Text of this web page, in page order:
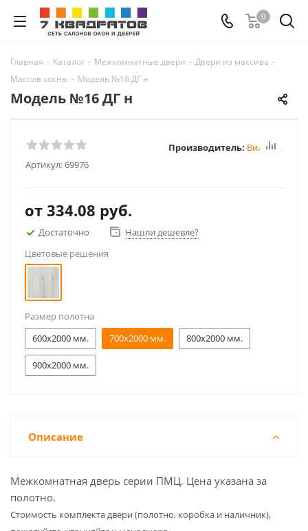
0
Главная - Каталог - Межкомнатные двери - Двери из массива -
Массив сосны - Модель №16 ДГ н
Модель №16 ДГ н
Артикул:69976
Производитель: Вилейка
от 334.08 руб.
Достаточно
Нашли дешевле?
Цветовые решения
Размер полотна
600x2000 мм.
700x2000 мм. 800x2000 мм.
900x2000 мм.
Описание
Межкомнатная дверь серии ПМЦ. Цена указана за
полотно.
Cтоимость комплекта двери (полотно, коробка и наличник),